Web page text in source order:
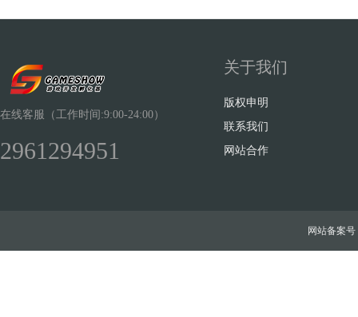
在线客服（工作时间:9:00-24:00）
2961294951
关于我们
版权申明
联系我们
网站合作
网站备案号